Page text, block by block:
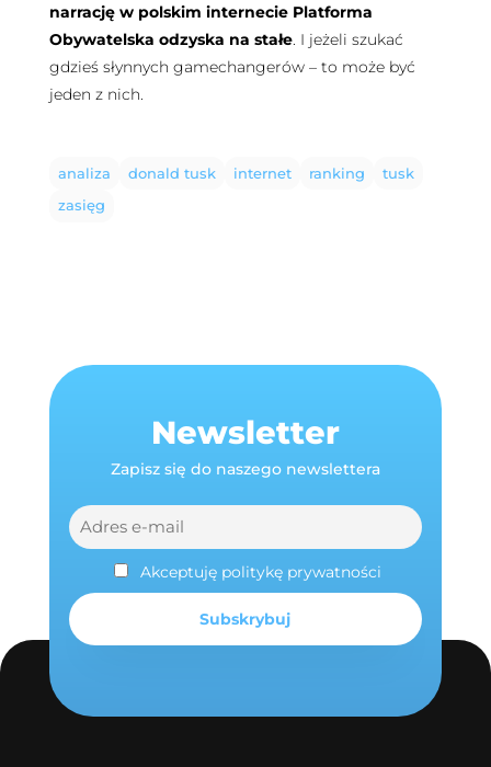
narrację w polskim internecie Platforma
Obywatelska odzyska na stałe. I jeżeli szukać
gdzieś słynnych gamechangerów – to może być
jeden z nich.
analiza donald tusk internet ranking
tusk
zasięg
Newsletter
Zapisz się do naszego newslettera
Akceptuję politykę prywatności